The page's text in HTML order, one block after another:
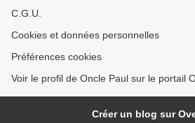
C.G.U.
Cookies et données personnelles
Préférences cookies
Voir le profil de Oncle Paul sur le portail
Créer un blog sur